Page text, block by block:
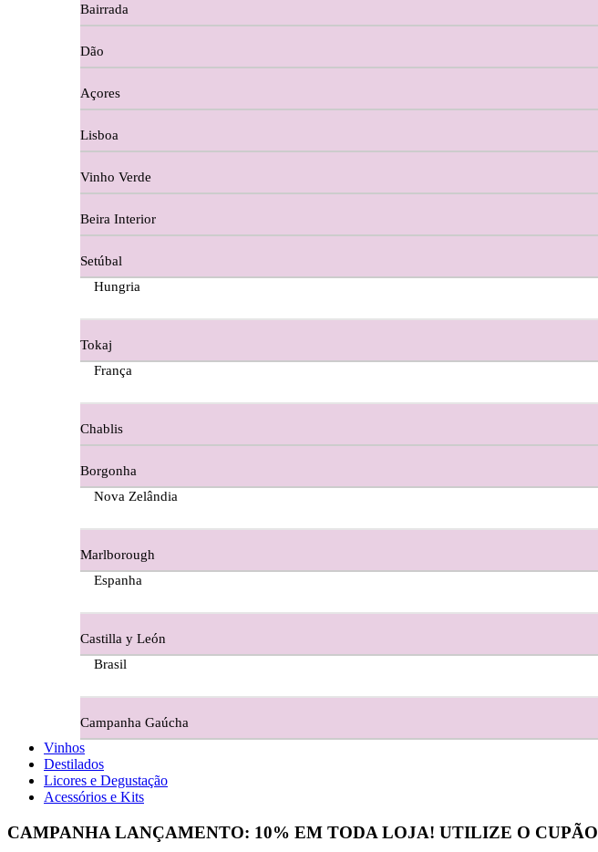
Copos e Decanter
Cortes De Reguengo Douro
Digestivos
Divai - Alentejo
Dona Sancha Dão
Doroteia Douro
Ermelinda Freitas - Setubal
Evidencia Dão
Ferraz Wine - Beira Interior
Figueira Coriga - Alentejo
Guerreiro Vinhos - Bairrada
Herdade da Lisboa Alentejo
Herdade Do Freixo - Alentejo
Herdade do Moinho Branco - Alentejo
Bairrada
Dão
Açores
Lisboa
Vinho Verde
Beira Interior
Setúbal
Hungria
Tokaj
França
Chablis
Borgonha
Nova Zelândia
Marlborough
Espanha
Castilla y León
Brasil
Campanha Gaúcha
Vinhos
Destilados
Licores e Degustação
Acessórios e Kits
CAMPANHA LANÇAMENTO: 10% EM TODA LOJA! UTILIZE O CUPÃO